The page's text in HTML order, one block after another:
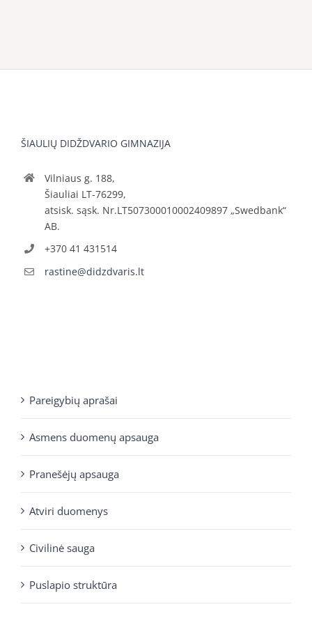
ŠIAULIŲ DIDŽDVARIO GIMNAZIJA
Vilniaus g. 188,
Šiauliai LT-76299,
atsisk. sąsk. Nr.LT507300010002409897 „Swedbank“
AB.
+370 41 431514
rastine@didzdvaris.lt
Pareigybių aprašai
Asmens duomenų apsauga
Pranešėjų apsauga
Atviri duomenys
Civilinė sauga
Puslapio struktūra